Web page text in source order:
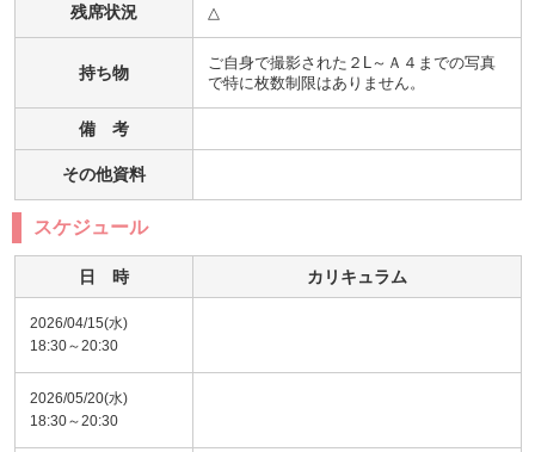
残席状況 △
持ち物
ご自身で撮影された２L～Ａ４までの写真
で特に枚数制限はありません。
備 考
その他資料
スケジュール
日 時 カリキュラム
2026/04/15(水)
18:30～20:30
2026/05/20(水)
18:30～20:30